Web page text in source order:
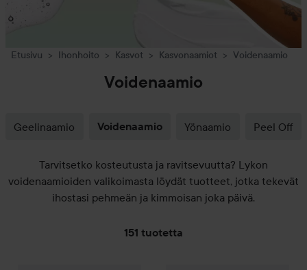
Etusivu Ihonhoito Kasvot Kasvonaamiot Voidenaamio
Voidenaamio
Geelinaamio Voidenaamio Yönaamio Peel Off
Tarvitsetko kosteutusta ja ravitsevuutta? Lykon
voidenaamioiden valikoimasta löydät tuotteet, jotka tekevät
ihostasi pehmeän ja kimmoisan joka päivä.
151 tuotetta